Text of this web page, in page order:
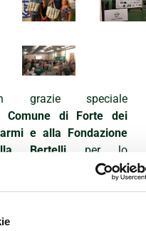
grazie speciale
Comune di Forte dei
e alla Fondazione
Bertelli per lo
spazio messo a
Delegazione ANT di